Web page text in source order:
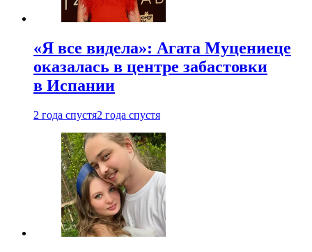
«Я все видела»: Агата Муцениеце
оказалась в центре забастовки
в Испании
2 года спустя2 года спустя